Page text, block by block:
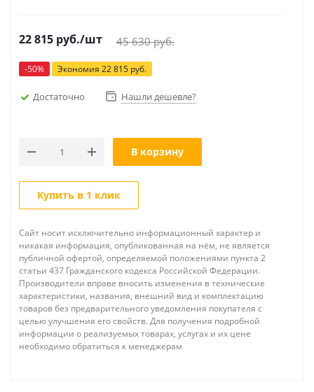
22 815 руб./шт 45 630руб.
-50% Экономия 22 815 руб.
Достаточно Нашли дешевле?
В корзину
Купить в 1 клик
Сайт носит исключительно информационный характер и
никакая информация, опубликованная на нём, не является
публичной офертой, определяемой положениями пункта 2
статьи 437 Гражданского кодекса Российской Федерации.
Производители вправе вносить изменения в технические
характеристики, названия, внешний вид и комплектацию
товаров без предварительного уведомления покупателя с
целью улучшения его свойств. Для получения подробной
информации о реализуемых товарах, услугах и их цене
необходимо обратиться к менеджерам